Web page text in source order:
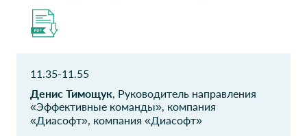
ТФОМС
области
Заместитель директора
11.35-11.55
Денис Тимощук, Руководитель направления
«Эффективные команды», компания
«Диасофт», компания «Диасофт»